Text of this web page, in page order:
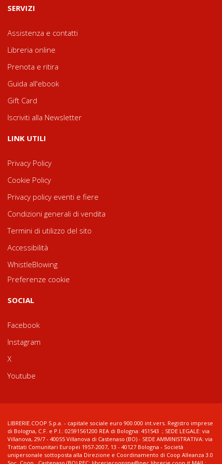
SERVIZI
Assistenza e contatti
Libreria online
Prenota e ritira
Guida all'ebook
Gift Card
Iscriviti alla Newsletter
LINK UTILI
Privacy Policy
Cookie Policy
Privacy policy eventi e fiere
Condizioni generali di vendita
Termini di utilizzo del sito
Accessibilità
WhistleBlowing
Preferenze cookie
SOCIAL
Facebook
Instagram
X
Youtube
LIBRERIE.COOP S.p.a. - capitale sociale euro 900.000 int.vers. Registro imprese
di Bologna, C.F. e P.I.: 02591561200 REA di Bologna: 451543 ; SEDE LEGALE: via
Villanova, 29/7 - 40055 Villanova di Castenaso (BO) - SEDE AMMINISTRATIVA: via
Trattati Comunitari Europei 1957-2007, 13 - 40127 Bologna - Società
unipersonale sottoposta alla Direzione e Coordinamento di Coop Alleanza 3.0